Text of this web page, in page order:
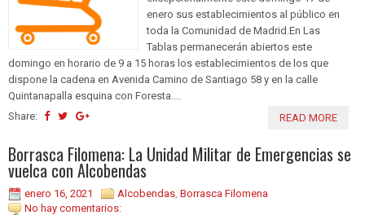
enero sus establecimientos al público en
toda la Comunidad de Madrid.En Las
Tablas permanecerán abiertos este
domingo en horario de 9 a 15 horas los establecimientos de los que
dispone la cadena en Avenida Camino de Santiago 58 y en la calle
Quintanapalla esquina con Foresta....
Share:
READ MORE
Borrasca Filomena: La Unidad Militar de Emergencias se
vuelca con Alcobendas
enero 16, 2021 Alcobendas Borrasca Filomena
No hay comentarios: